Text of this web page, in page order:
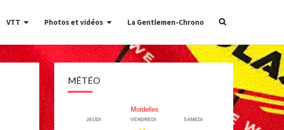
VTT Photos et vidéos La Gentlemen-Chrono
Search
MÉTÉO